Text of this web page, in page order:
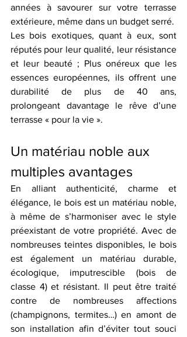
années à savourer sur votre terrasse
extérieure, même dans un budget serré.
Les bois exotiques, quant à eux, sont
réputés pour leur qualité, leur résistance
et leur beauté ; Plus onéreux que les
essences européennes, ils offrent une
durabilité de plus de 40 ans,
prolongeant davantage le rêve d’une
terrasse « pour la vie ».
Un matériau noble aux
multiples avantages
En alliant authenticité, charme et
élégance, le bois est un matériau noble,
à même de s’harmoniser avec le style
préexistant de votre propriété. Avec de
nombreuses teintes disponibles, le bois
est également un matériau durable,
écologique, imputrescible (bois de
classe 4) et résistant. Il peut être traité
contre de nombreuses affections
(champignons, termites…) en amont de
son installation afin d’éviter tout souci